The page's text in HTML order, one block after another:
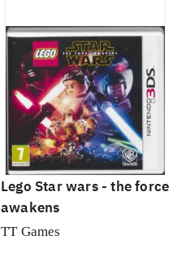
Lego Star wars - the force
awakens
TT Games